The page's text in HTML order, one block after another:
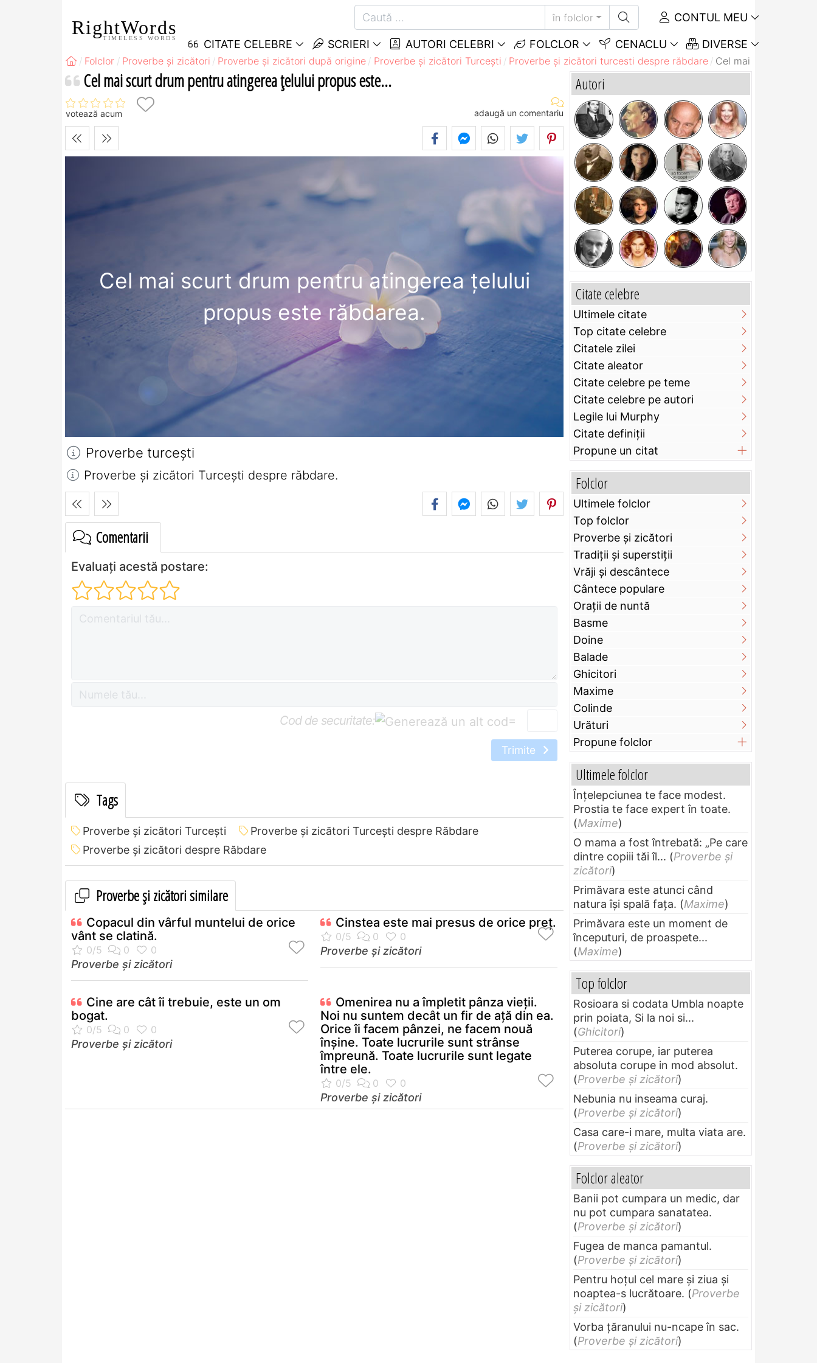
RightWords
TIMELESS WORDS
în folclor CONTUL MEU
CITATE CELEBRE SCRIERI AUTORI CELEBRI FOLCLOR CENACLU DIVERSE
Folclor Proverbe și zicători Proverbe și zicători după origine Proverbe și zicători Turceşti Proverbe și zicători turcesti despre răbdare Cel mai scurt drum
Cel mai scurt drum pentru atingerea ţelului propus este...
votează acum adaugă un comentariu
Cel mai scurt drum pentru atingerea ţelului
propus este răbdarea.
Proverbe turceşti
Proverbe și zicători Turceşti despre răbdare.
Comentarii
Evaluați acestă postare:
Cod de securitate: =
Trimite
Tags
Proverbe și zicători Turceşti
Proverbe și zicători Turceşti despre Răbdare
Proverbe și zicători despre Răbdare
Proverbe și zicători similare
Copacul din vârful muntelui de orice
vânt se clatină.
Proverbe și zicători
Cinstea este mai presus de orice preţ.
Proverbe și zicători
Cine are cât îi trebuie, este un om
bogat.
Proverbe și zicători
Omenirea nu a împletit pânza vieţii.
Noi nu suntem decât un fir de aţă din ea.
Orice îi facem pânzei, ne facem nouă
înşine. Toate lucrurile sunt strânse
împreună. Toate lucrurile sunt legate
între ele.
Proverbe și zicători
Autori
Citate celebre
Ultimele citate
Top citate celebre
Citatele zilei
Citate aleator
Citate celebre pe teme
Citate celebre pe autori
Legile lui Murphy
Citate definiţii
Propune un citat
Folclor
Ultimele folclor
Top folclor
Proverbe și zicători
Tradiții și superstiții
Vrăji și descântece
Cântece populare
Orații de nuntă
Basme
Doine
Balade
Ghicitori
Maxime
Colinde
Urături
Propune folclor
Ultimele folclor
Înțelepciunea te face modest.
Prostia te face expert în toate.
(Maxime)
O mama a fost întrebată: „Pe care
dintre copiii tăi îl... (Proverbe și
zicători)
Primăvara este atunci când
natura își spală fața. (Maxime)
Primăvara este un moment de
începuturi, de proaspete...
(Maxime)
Top folclor
Rosioara si codata Umbla noapte
prin poiata, Si la noi si...
(Ghicitori)
Puterea corupe, iar puterea
absoluta corupe in mod absolut.
(Proverbe și zicători)
Nebunia nu inseama curaj.
(Proverbe și zicători)
Casa care-i mare, multa viata are.
(Proverbe și zicători)
Folclor aleator
Banii pot cumpara un medic, dar
nu pot cumpara sanatatea.
(Proverbe și zicători)
Fugea de manca pamantul.
(Proverbe și zicători)
Pentru hoţul cel mare şi ziua şi
noaptea-s lucrătoare. (Proverbe
și zicători)
Vorba ţăranului nu-ncape în sac.
(Proverbe și zicători)